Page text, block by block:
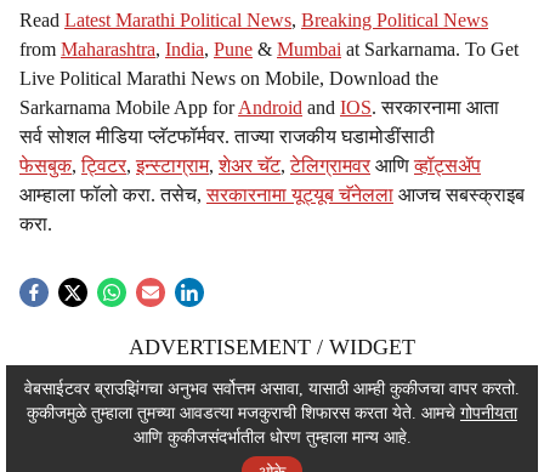
Read Latest Marathi Political News, Breaking Political News
from Maharashtra, India, Pune & Mumbai at Sarkarnama. To Get
Live Political Marathi News on Mobile, Download the
Sarkarnama Mobile App forAndroid and IOS. सरकारनामा आता
सर्व सोशल मीडिया प्लॅटफॉर्मवर. ताज्या राजकीय घडामोडींसाठी
फेसबुक,ट्विटर,इन्स्टाग्राम,शेअर चॅट,टेलिग्रामवर आणिव्हॉट्सॲप
आम्हाला फॉलो करा. तसेच,सरकारनामा यूट्यूब चॅनेलला आजच सबस्क्राइब
करा.
ADVERTISEMENT / WIDGET
ADVERTISEMENT / WIDGET
ADVERTISEMENT / WIDGET
वेबसाईटवर ब्राउझिंगचा अनुभव सर्वोत्तम असावा, यासाठी आम्ही कुकीजचा वापर करतो.
कुकीजमुळे तुम्हाला तुमच्या आवडत्या मजकुराची शिफारस करता येते. आमचे गोपनीयता
आणि कुकीजसंदर्भातील धोरण तुम्हाला मान्य आहे.